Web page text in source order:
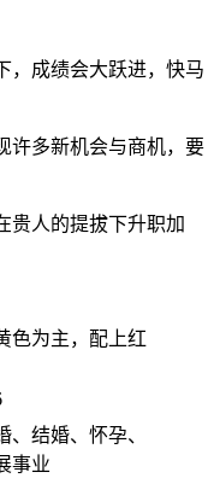
，成绩会大跃进，快马
许多新机会与商机，要
贵人的提拔下升职加
色为主，配上红
、结婚、怀孕、
事业